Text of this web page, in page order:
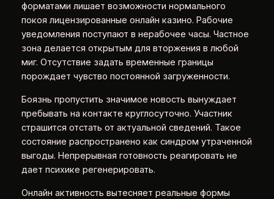
форматами лишает возможности нормального
покоя лицензированные онлайн казино. Рабочие
уведомления поступают в нерабочее часы. Частное
зона делается открытым для вторжения в любой
миг. Отсутствие задать временные границы
порождает чувство постоянной загруженности.
Боязнь пропустить значимое новость вынуждает
пребывать на контакте круглосуточно. Участник
страшится отстать от актуальной сведений. Такое
состояние распространено как синдром утраченной
выгоды. Непрерывная готовность реагировать не
дает психике регенерировать.
Онлайн активность вытесняет реальные формы